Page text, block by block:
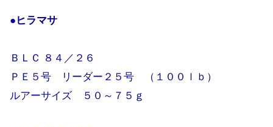
●ヒラマサ
ＢＬＣ ８４／２６
ＰＥ５号 リーダー２５号 （１００ｌｂ）
ルアーサイズ ５０～７５ｇ